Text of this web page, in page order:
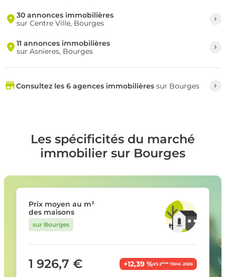
30 annonces immobilières
sur Centre Ville, Bourges
11 annonces immobilières
sur Asnieres, Bourges
Consultez les 6 agences immobilièressur Bourges
Les spécificités du marché
immobilier sur Bourges
Prix moyen au m²
des maisons
sur Bourges
1 926,7 € +12,39 %VS 2èmeTRIM. 2026